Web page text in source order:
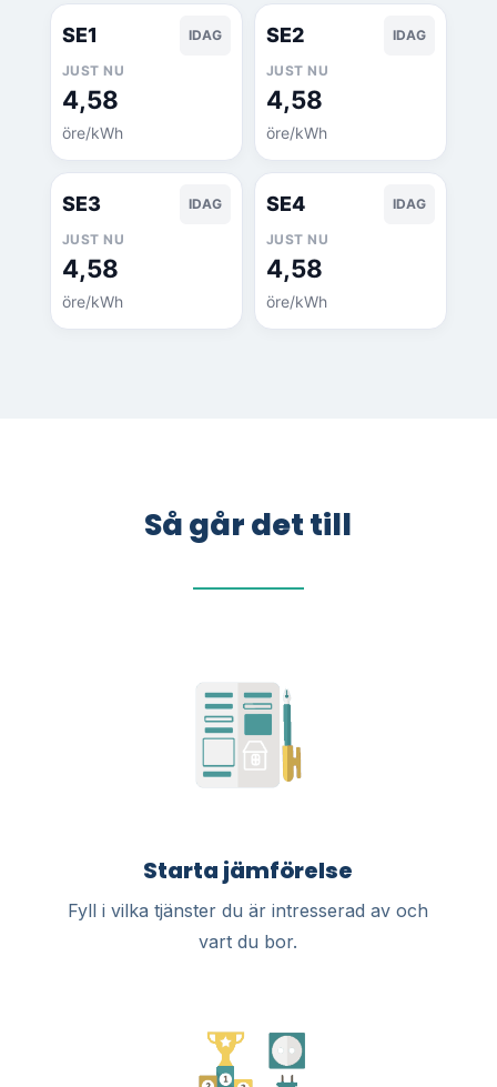
SE1 IDAG
JUST NU
4,58
öre/kWh
SE2 IDAG
JUST NU
4,58
öre/kWh
SE3 IDAG
JUST NU
4,58
öre/kWh
SE4 IDAG
JUST NU
4,58
öre/kWh
Så går det till
Starta jämförelse
Fyll i vilka tjänster du är intresserad av och
vart du bor.